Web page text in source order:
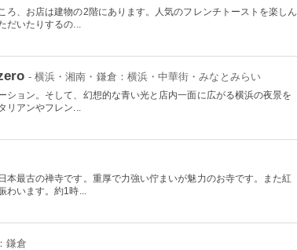
ろ、お店は建物の2階にあります。人気のフレンチトーストを楽しん
だいたりするの...
- 横浜・湘南・鎌倉：横浜・中華街・みなとみらい
ション。そして、幻想的な青い光と店内一面に広がる横浜の夜景を
リアンやフレン...
本最古の禅寺です。重厚で力強い佇まいが魅力のお寺です。また紅
わいます。約1時...
鎌倉